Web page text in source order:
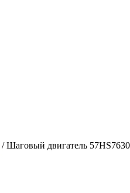
/Шаговый двигатель